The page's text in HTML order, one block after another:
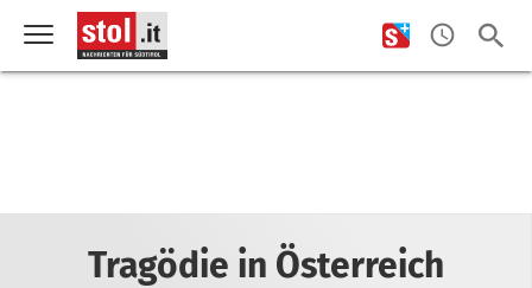
Tragödie in Österreich